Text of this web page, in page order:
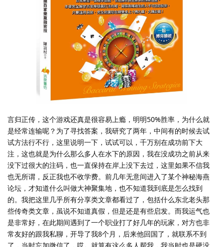
言归正传，这个游戏还真是很容易上瘾，明明50%胜率，为什么就
是经常连输呢？为了寻找答案，我研究了两年，中间有的时候去试
试方法行不行，这里说明一下，试试可以，千万别在成功前下大
注，这也就是为什么那么多人在水下的原因，我在没成功之前从来
没下过很大的注码，也一直保持在岸上没下去过，这里如果不信我
也无所谓，反正我也不收学费。前几年无意间进入了某个神秘海燕
论坛，才知道什么叫做大神聚集地，也不知道我到底是怎么找到
的。我把这里几乎所有分享类文章都看过了，包括什么东北老头那
些传奇类文章，虽说不知道真假，但是还是有些启发。而我运气也
是非常好，在此期间遇到了一个职业打了好几年的玩家，对方也非
常友好的跟我私聊，开导了我8个月，后来他回国了，就联系不到